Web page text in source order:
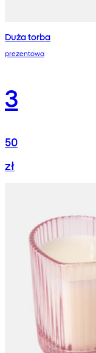
Duża torba
prezentowa
3
50
zł